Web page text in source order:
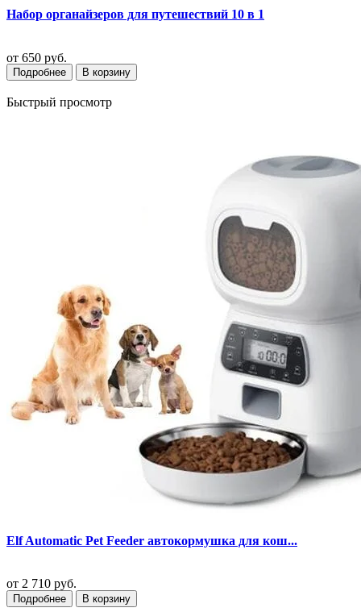
Набор органайзеров для путешествий 10 в 1
от 650 руб.
Подробнее В корзину
Быстрый просмотр
Elf Automatic Pet Feeder автокормушка для кош...
от 2 710 руб.
Подробнее В корзину